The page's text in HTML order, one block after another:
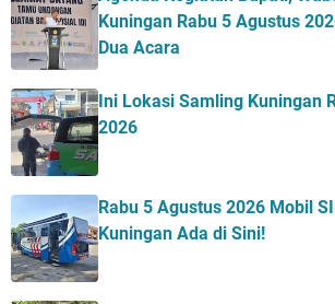
Kuningan Rabu 5 Agustus
Dua Acara
Ini Lokasi Samling Kuningan
2026
Rabu 5 Agustus 2026 Mobil
Kuningan Ada di Sini!